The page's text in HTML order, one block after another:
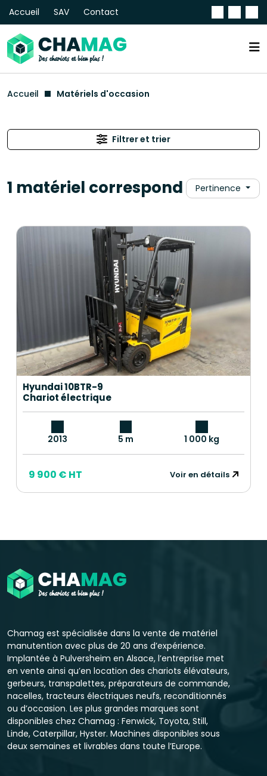
Accueil SAV Contact
Accueil Matériels d'occasion
Filtrer et trier
1 matériel correspond Pertinence
Hyundai 10BTR-9
Chariot électrique
2013 5 m 1 000 kg
9 900 € HT Voir en détails
Chamag est spécialisée dans la vente de matériel
manutention avec plus de 20 ans d’expérience.
Implantée à Pulversheim en Alsace, l’entreprise met
en vente ainsi qu’en location des chariots élévateurs,
gerbeurs, transpalettes, préparateurs de commande,
nacelles, tracteurs électriques neufs, reconditionnés
ou d’occasion. Les plus grandes marques sont
disponibles chez Chamag : Fenwick, Toyota, Still,
Linde, Caterpillar, Hyster. Machines disponibles sous
deux semaines et livrables dans toute l’Europe.